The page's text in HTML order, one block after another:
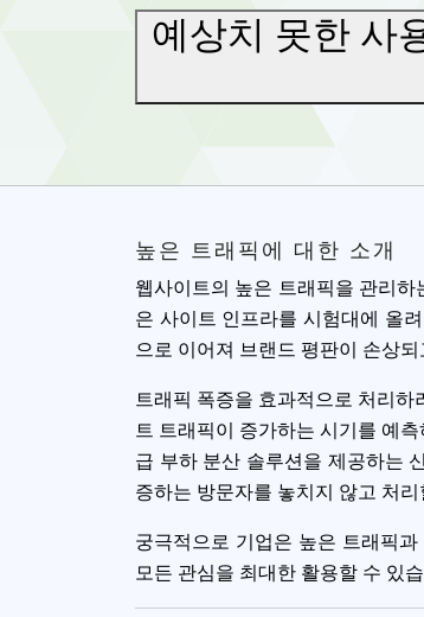
예상치 못한 사
높은 트래픽에 대한 소개
웹사이트의 높은 트래픽을 관리
은 사이트 인프라를 시험대에 올
으로 이어져 브랜드 평판이 손상
트래픽 폭증을 효과적으로 처리
트 트래픽이 증가하는 시기를 예
급 부하 분산 솔루션을 제공하는
증하는 방문자를 놓치지 않고 처
궁극적으로 기업은 높은 트래픽
모든 관심을 최대한 활용할 수 있